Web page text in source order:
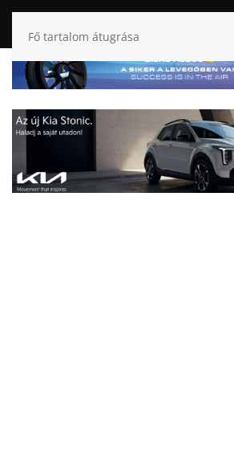
Fő tartalom átugrása